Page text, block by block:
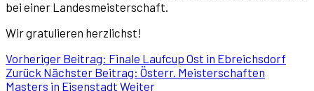
bei einer Landesmeisterschaft.
Wir gratulieren herzlichst!
Vorheriger Beitrag: Finale Laufcup Ost in Ebreichsdorf
Zurück Nächster Beitrag: Österr. Meisterschaften
Masters in Eisenstadt Weiter